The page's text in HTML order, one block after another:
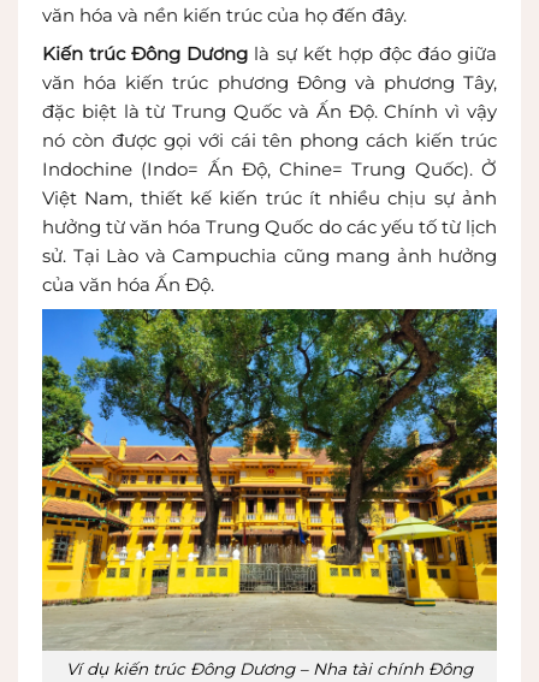
văn hóa và nền kiến trúc của họ đến đây.
Kiến trúc Đông Dương là sự kết hợp độc đáo giữa
văn hóa kiến trúc phương Đông và phương Tây,
đặc biệt là từ Trung Quốc và Ấn Độ. Chính vì vậy
nó còn được gọi với cái tên phong cách kiến trúc
Indochine (Indo= Ấn Độ, Chine= Trung Quốc). Ở
Việt Nam, thiết kế kiến trúc ít nhiều chịu sự ảnh
hưởng từ văn hóa Trung Quốc do các yếu tố từ lịch
sử. Tại Lào và Campuchia cũng mang ảnh hưởng
của văn hóa Ấn Độ.
Ví dụ kiến trúc Đông Dương – Nha tài chính Đông